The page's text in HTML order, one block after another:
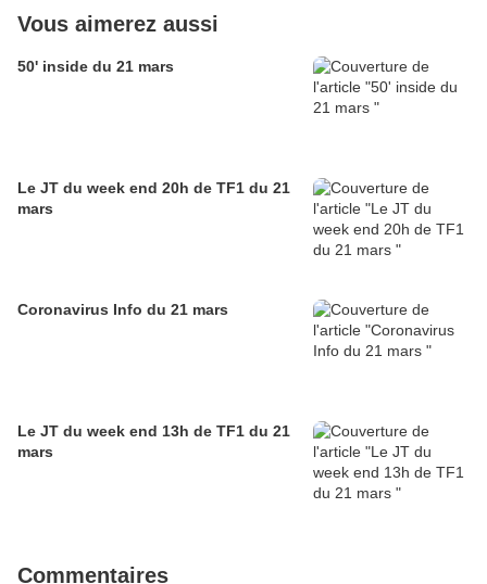
Vous aimerez aussi
50' inside du 21 mars
Le JT du week end 20h de TF1 du 21
mars
Coronavirus Info du 21 mars
Le JT du week end 13h de TF1 du 21
mars
Commentaires